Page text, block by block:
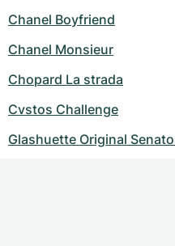
Chanel Boyfriend
Chanel Monsieur
Chopard La strada
Cvstos Challenge
Glashuette Original